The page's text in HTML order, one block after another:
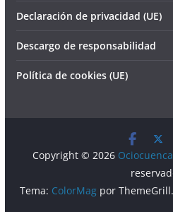
Declaración de privacidad (UE)
Descargo de responsabilidad
Política de cookies (UE)
Copyright © 2026
Tema: ColorMag por